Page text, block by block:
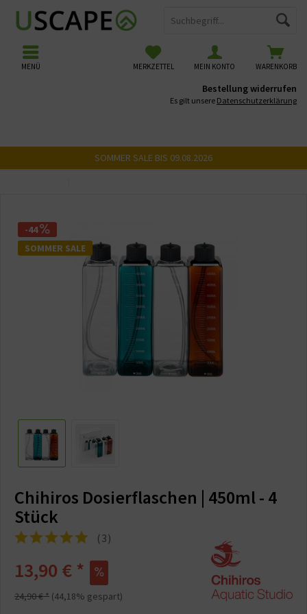
WARENKORB
MERKZETTEL MEIN KONTO
MENÜ
Bestellung widerrufen
Es gilt unsere Datenschutzerklärung
SOMMER SALE BIS 09.08.2026
-44
SOMMER SALE
Chihiros Dosierflaschen | 450ml - 4
Stück
(3)
13,90 € *
24,90 € * (44,18% gespart)